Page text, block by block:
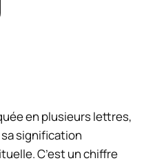
en plusieurs lettres,
signification
C’est un chiffre